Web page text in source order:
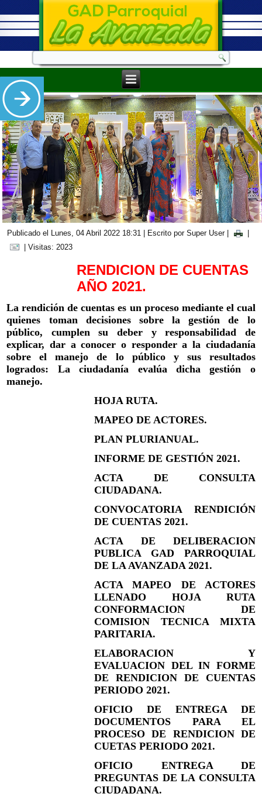
Publicado el Lunes, 04 Abril 2022 18:31 Escrito por Super User|
| Visitas: 2023
RENDICION DE CUENTAS
AÑO 2021.
La rendición de cuentas es un proceso mediante el cual
quienes toman decisiones sobre la gestión de lo
público, cumplen su deber y responsabilidad de
explicar, dar a conocer o responder a la ciudadanía
sobre el manejo de lo público y sus resultados
logrados: La ciudadanía evalúa dicha gestión o
manejo.
HOJA RUTA.
MAPEO DE ACTORES.
PLAN PLURIANUAL.
INFORME DE GESTIÓN 2021.
ACTA DE CONSULTA
CIUDADANA.
CONVOCATORIA RENDICIÓN
DE CUENTAS 2021.
ACTA DE DELIBERACION
PUBLICA GAD PARROQUIAL
DE LA AVANZADA 2021.
ACTA MAPEO DE ACTORES
LLENADO HOJA RUTA
CONFORMACION DE
COMISION TECNICA MIXTA
PARITARIA.
ELABORACION Y
EVALUACION DEL IN FORME
DE RENDICION DE CUENTAS
PERIODO 2021.
OFICIO DE ENTREGA DE
DOCUMENTOS PARA EL
PROCESO DE RENDICION DE
CUETAS PERIODO 2021.
OFICIO ENTREGA DE
PREGUNTAS DE LA CONSULTA
CIUDADANA.